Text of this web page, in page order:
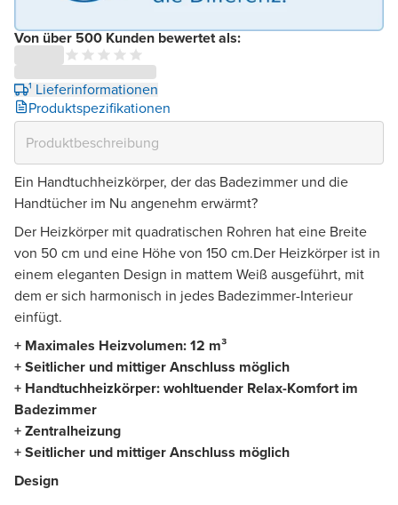
Von über 500 Kunden bewertet als:
¹ Lieferinformationen
Produktspezifikationen
Ein Handtuchheizkörper, der das Badezimmer und die
Handtücher im Nu angenehm erwärmt?
Der Heizkörper mit quadratischen Rohren hat eine Breite
von 50 cm und eine Höhe von 150 cm.Der Heizkörper ist in
einem eleganten Design in mattem Weiß ausgeführt, mit
dem er sich harmonisch in jedes Badezimmer-Interieur
einfügt.
+ Maximales Heizvolumen: 12 m³
+ Seitlicher und mittiger Anschluss möglich
+ Handtuchheizkörper: wohltuender Relax-Komfort im
Badezimmer
+ Zentralheizung
+ Seitlicher und mittiger Anschluss möglich
Design